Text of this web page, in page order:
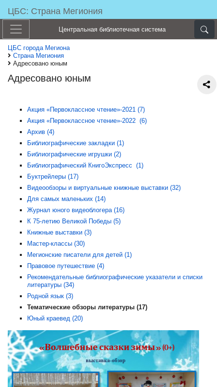
ЦБС: Страна Мегиония
Центральная библиотечная система
ЦБС города Мегиона
Страна Мегиония
Адресовано юным
Адресовано юным
Акция «Первоклассное чтение»-2021 (7)
Акция «Первоклассное чтение»-2022 (6)
Архив (4)
Библиографические закладки (1)
Библиографические игрушки (2)
Библиографический КнигоЭкспресс (1)
Буктрейлеры (17)
Видеообзоры и виртуальные книжные выставки (32)
Для самых маленьких (14)
Журнал юного видеоблогера (16)
К 75-летию Великой Победы (5)
Книжные выставки (3)
Мастер-классы (30)
Мегионские писатели для детей (1)
Правовое путешествие (4)
Рекомендательные библиографические указатели и списки
литературы (34)
Родной язык (3)
Тематические обзоры литературы (17)
Юный краевед (20)